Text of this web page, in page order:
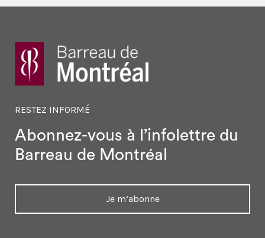
RESTEZ INFORMÉ
Abonnez-vous à l’infolettre du
Barreau de Montréal
Je m’abonne